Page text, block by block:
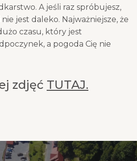
A jeśli raz spróbujesz,
jest daleko. Najważniejsze, że
czasu, który jest
a pogoda Cię nie
zdjęć TUTAJ.